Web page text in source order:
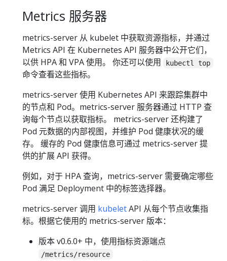
Metrics 服务器
metrics-server 从 kubelet 中获取资源指标，并通过
Metrics API 在 Kubernetes API 服务器中公开它们，
以供 HPA 和 VPA 使用。 你还可以使用
kubectl top
命令查看这些指标。
metrics-server 使用 Kubernetes API 来跟踪集群中
的节点和 Pod。metrics-server 服务器通过 HTTP 查
询每个节点以获取指标。 metrics-server 还构建了
Pod 元数据的内部视图，并维护 Pod 健康状况的缓
存。 缓存的 Pod 健康信息可通过 metrics-server 提
供的扩展 API 获得。
例如，对于 HPA 查询，metrics-server 需要确定哪些
Pod 满足 Deployment 中的标签选择器。
metrics-server 调用 kubeletAPI 从每个节点收集指
标。根据它使用的 metrics-server 版本：
版本 v0.6.0+ 中，使用指标资源端点
/metrics/resource